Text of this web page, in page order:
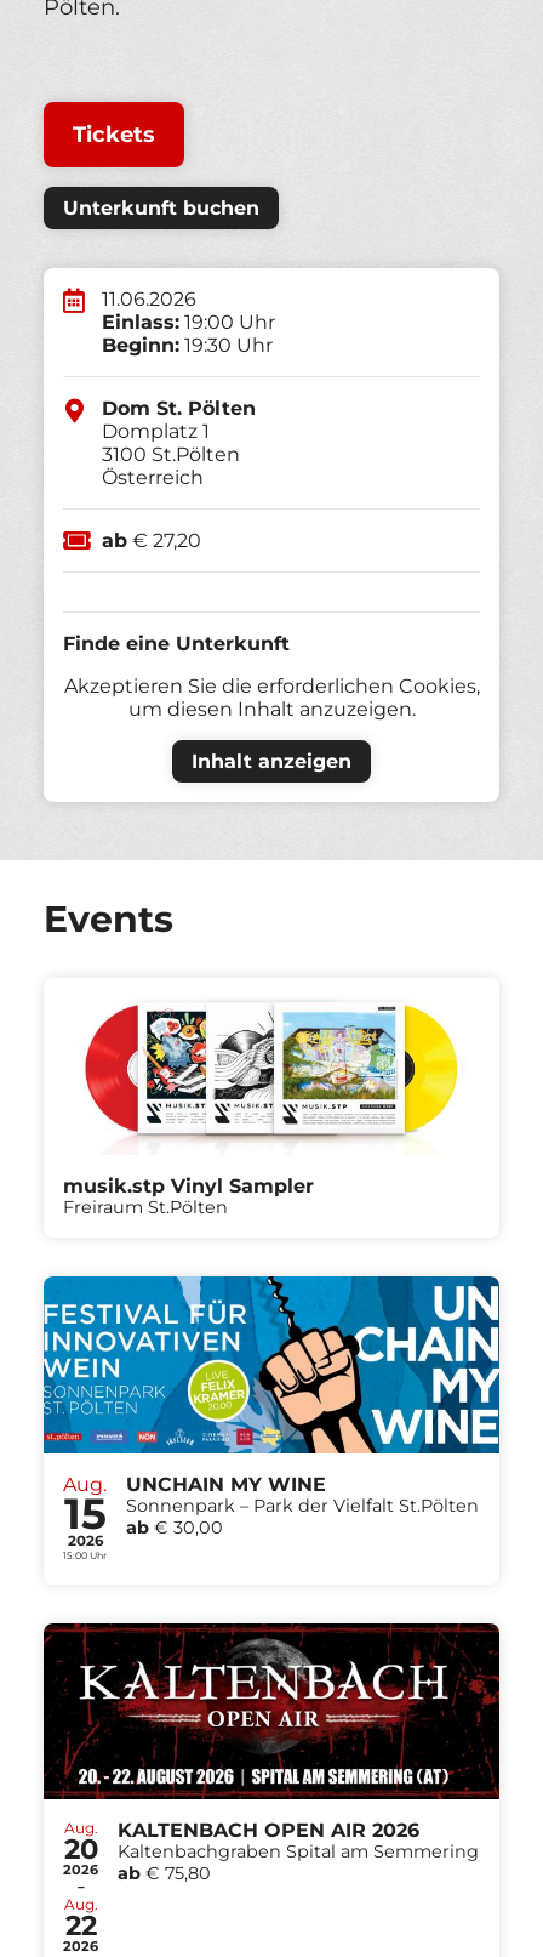
Pölten.
Tickets
Unterkunft buchen
11.06.2026
Einlass: 19:00 Uhr
Beginn: 19:30 Uhr
Dom St. Pölten
Domplatz 1
3100 St.Pölten
Österreich
ab € 27,20
Finde eine Unterkunft
Akzeptieren Sie die erforderlichen Cookies,
um diesen Inhalt anzuzeigen.
Inhalt anzeigen
Events
musik.stp Vinyl Sampler
Freiraum St.Pölten
Aug.
15
2026
15:00 Uhr
UNCHAIN MY WINE
Sonnenpark – Park der Vielfalt St.Pölten
ab € 30,00
Aug.
20
2026
-
Aug.
22
2026
KALTENBACH OPEN AIR 2026
Kaltenbachgraben Spital am Semmering
ab € 75,80